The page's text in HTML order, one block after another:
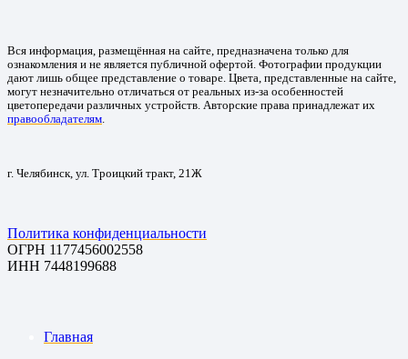
Вся информация, размещённая на сайте, предназначена только для
ознакомления и не является публичной офертой. Фотографии продукции
дают лишь общее представление о товаре. Цвета, представленные на сайте,
могут незначительно отличаться от реальных из-за особенностей
цветопередачи различных устройств. Авторские права принадлежат их
правообладателям
г. Челябинск, ул. Троицкий тракт, 21Ж
Политика конфиденциальности
ОГРН 1177456002558
ИНН 7448199688
Главная